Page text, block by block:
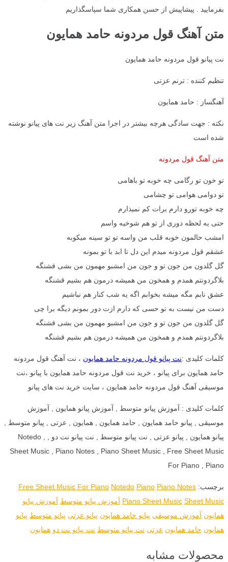
بفرمایید . پیشاپیش از حسن همکاری شما سپاسگذاریم
متن آهنگ قول مردونه حامد همایون
نت پیانو قول مردونه حامد همایون
تنظیم کننده : ترنم عزتی
آهنگساز : حامد همایون
نکته : جهت سادگی هرچه بیشتر در اجرا متن آهنگ زیر نت های پیانو نوشته
شده است
متن آهنگ قول مردونه
تو خون تو رگامی چه خوبه تو باهامی
تو دوامی هوامی تو چشامی
چه خوبه تورو دارم برات کم نمیذارم
حتی یه لحظه دوری از تو هم شوخیه واسم
امشب حالمون خوبه قلب من واسه تو تو سینه میکوبه
عشقم قول مردونه میدم این دل تا ابد با تو بمونه
گل گلدون من جون تو و جون من امشبو مهمون من بشی قشنگه
بلاگردونتم همدم و همخون من همیشه درمون هم بشیم قشنگه
عشق نابم مگه میشه بخوابم اگه یه شب کنار هم نباشیم
دست من نیست به تو حسی که دارم ازت دور بمونم دیگه برا چی
گل گلدون من جون تو و جون من امشبو مهمون من بشی قشنگه
بلاگردونتم همدم و همخون من همیشه درمون هم بشیم قشنگه
کلمات کلیدی :نت پیانو قول مردونه حامد همایون ، نت آهنگ قول مردونه
حامد همایون برای پیانو ، خرید نت قول مردونه حامد همایون با پیانو ،نت
موسیقی آهنگ قول مردونه حامد همایون ، سایت خرید نت های پیانو
کلمات کلیدی : آموزش پیانو متوسط , آموزش پیانو همایون , آموزش
موسیقی , پیانو حامد همایون , حامد همایون , همایون , عزتی , پیانو متوسط ,
پیانو همایون , پیانو عزتی , نت پیانو متوسط , نت پیانو نت دو , Notedo ,
Sheet Music , Piano Notes , Piano Sheet Music , Free Sheet Music
For Piano , Piano
برچسب: Free Sheet Music For Piano Notedo Piano Piano Notes
Piano Sheet Music Sheet Music آموزش پیانو متوسط آموزش پیانو
همایون آموزش موسیقی پیانو حامد همایون پیانو عزتی پیانو متوسط پیانو
همایون حامد همایون عزتی نت پیانو متوسط نت پیانو نت دو همایون
محصولات مشابه